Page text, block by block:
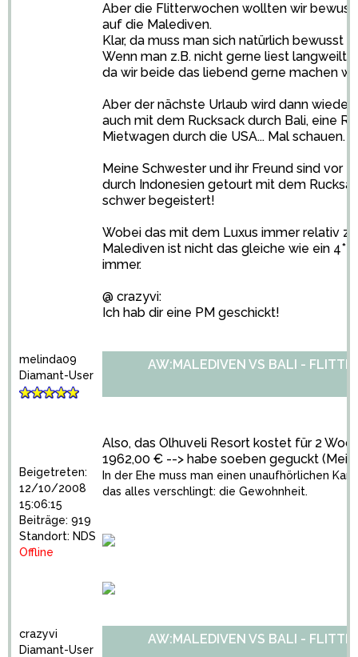
Aber die Flitterwochen wollten wir
auf die Malediven.
Klar, da muss man sich natürlich bewusst
Wenn man z.B. nicht gerne liest langweilt
da wir beide das liebend gerne machen
Aber der nächste Urlaub wird dann
auch mit dem Rucksack durch Bali, eine
Mietwagen durch die USA... Mal schauen.
Meine Schwester und ihr Freund sind vor
durch Indonesien getourt mit dem
schwer begeistert!
Wobei das mit dem Luxus immer relativ
Malediven ist nicht das gleiche wie ein 4*
immer.
@ crazyvi:
Ich hab dir eine PM geschickt!
melinda09
Diamant-User
Beigetreten:
12/10/2008
15:06:15
Beiträge: 919
Standort: NDS
Offline
AW:MALEDIVEN VS BALI -
Also, das Olhuveli Resort kostet für 2
1962,00 € --> habe soeben geguckt
In der Ehe muss man einen unaufhörlichen
das alles verschlingt: die Gewohnheit.
crazyvi
Diamant-User
AW:MALEDIVEN VS BALI -